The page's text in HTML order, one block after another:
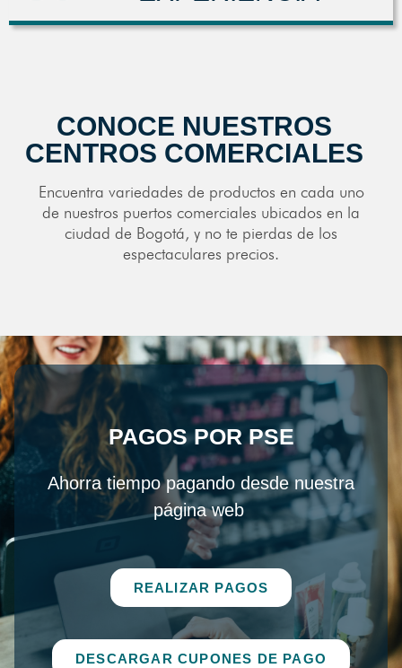
CONOCE NUESTROS
CENTROS COMERCIALES
Encuentra variedades de productos en cada uno
de nuestros puertos comerciales ubicados en la
ciudad de Bogotá, y no te pierdas de los
espectaculares precios.
PAGOS POR PSE
Ahorra tiempo pagando desde nuestra
página web
REALIZAR PAGOS
DESCARGAR CUPONES DE PAGO